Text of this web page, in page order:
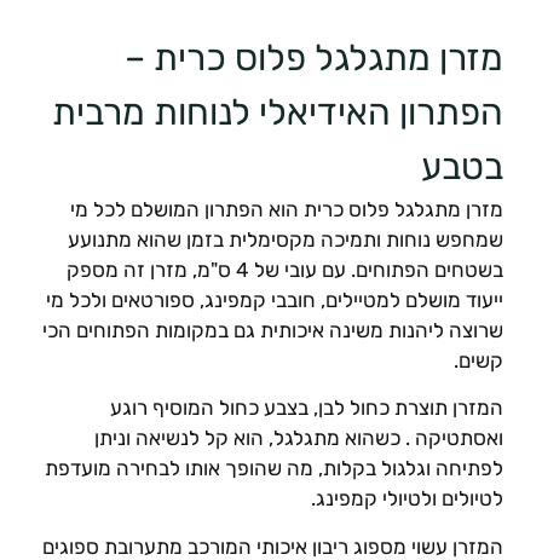
מזרן מתגלגל פלוס כרית –
הפתרון האידיאלי לנוחות מרבית
בטבע
מזרן מתגלגל פלוס כרית הוא הפתרון המושלם לכל מי
שמחפש נוחות ותמיכה מקסימלית בזמן שהוא מתנועע
בשטחים הפתוחים. עם עובי של 4 ס"מ, מזרן זה מספק
ייעוד מושלם למטיילים, חובבי קמפינג, ספורטאים ולכל מי
שרוצה ליהנות משינה איכותית גם במקומות הפתוחים הכי
קשים.
המזרן תוצרת כחול לבן, בצבע כחול המוסיף רוגע
ואסתטיקה . כשהוא מתגלגל, הוא קל לנשיאה וניתן
לפתיחה וגלגול בקלות, מה שהופך אותו לבחירה מועדפת
לטיולים ולטיולי קמפינג.
המזרן עשוי מספוג ריבון איכותי המורכב מתערובת ספוגים